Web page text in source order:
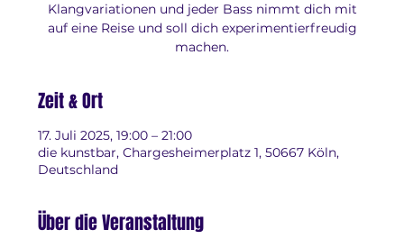
Klangvariationen und jeder Bass nimmt dich mit
auf eine Reise und soll dich experimentierfreudig
machen.
Zeit & Ort
17. Juli 2025, 19:00 – 21:00
die kunstbar, Chargesheimerplatz 1, 50667 Köln,
Deutschland
Über die Veranstaltung